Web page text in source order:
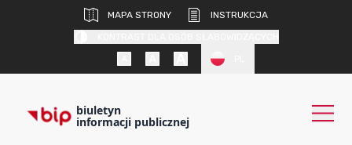
MAPA STRONY
INSTRUKCJA
biuletyn
informacji publicznej